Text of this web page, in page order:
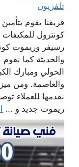
تلفزيون
فريقنا يقوم
كونترول
رسيفر وريموت
والحديثة كما
الحولي ومبارك
والعاصمة. ومن
نقدمها للعملاء
ريموت جديد و ...